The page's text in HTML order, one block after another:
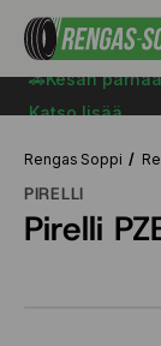
🚗Kesän
Katso lisää
Rengas Soppi
PIRELLI
Pirelli